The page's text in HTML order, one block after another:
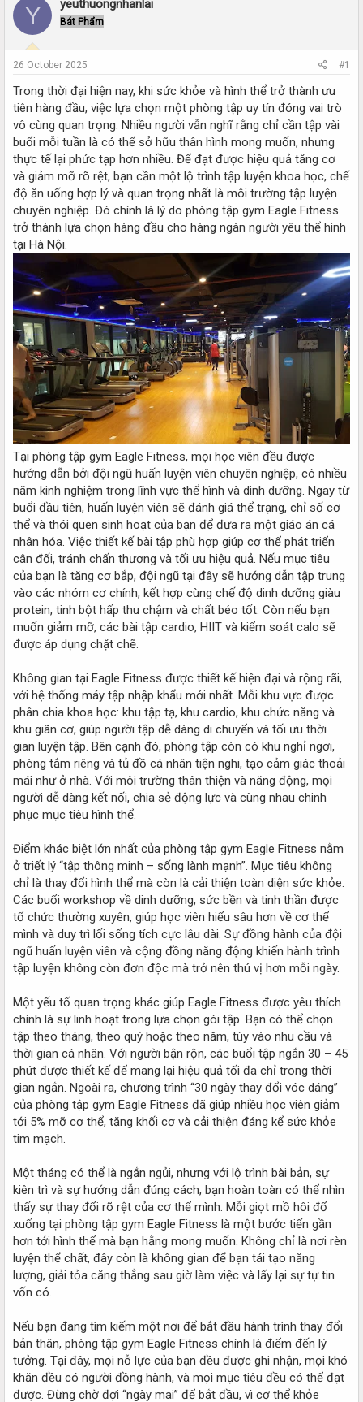
a
s
a
r
e
r
e
Y yeuthuongnhanlai
Bát Phẩm
26 October 2025 #1
Trong thời đại hiện nay, khi sức khỏe và hình thể trở thành ưu
tiên hàng đầu, việc lựa chọn một phòng tập uy tín đóng vai trò
vô cùng quan trọng. Nhiều người vẫn nghĩ rằng chỉ cần tập vài
buổi mỗi tuần là có thể sở hữu thân hình mong muốn, nhưng
thực tế lại phức tạp hơn nhiều. Để đạt được hiệu quả tăng cơ
và giảm mỡ rõ rệt, bạn cần một lộ trình tập luyện khoa học, chế
độ ăn uống hợp lý và quan trọng nhất là môi trường tập luyện
chuyên nghiệp. Đó chính là lý do phòng tập gym Eagle Fitness
trở thành lựa chọn hàng đầu cho hàng ngàn người yêu thể hình
tại Hà Nội.
Tại phòng tập gym Eagle Fitness, mọi học viên đều được
hướng dẫn bởi đội ngũ huấn luyện viên chuyên nghiệp, có nhiều
năm kinh nghiệm trong lĩnh vực thể hình và dinh dưỡng. Ngay từ
buổi đầu tiên, huấn luyện viên sẽ đánh giá thể trạng, chỉ số cơ
thể và thói quen sinh hoạt của bạn để đưa ra một giáo án cá
nhân hóa. Việc thiết kế bài tập phù hợp giúp cơ thể phát triển
cân đối, tránh chấn thương và tối ưu hiệu quả. Nếu mục tiêu
của bạn là tăng cơ bắp, đội ngũ tại đây sẽ hướng dẫn tập trung
vào các nhóm cơ chính, kết hợp cùng chế độ dinh dưỡng giàu
protein, tinh bột hấp thu chậm và chất béo tốt. Còn nếu bạn
muốn giảm mỡ, các bài tập cardio, HIIT và kiểm soát calo sẽ
được áp dụng chặt chẽ.
Không gian tại Eagle Fitness được thiết kế hiện đại và rộng rãi,
với hệ thống máy tập nhập khẩu mới nhất. Mỗi khu vực được
phân chia khoa học: khu tập tạ, khu cardio, khu chức năng và
khu giãn cơ, giúp người tập dễ dàng di chuyển và tối ưu thời
gian luyện tập. Bên cạnh đó, phòng tập còn có khu nghỉ ngơi,
phòng tắm riêng và tủ đồ cá nhân tiện nghi, tạo cảm giác thoải
mái như ở nhà. Với môi trường thân thiện và năng động, mọi
người dễ dàng kết nối, chia sẻ động lực và cùng nhau chinh
phục mục tiêu hình thể.
Điểm khác biệt lớn nhất của phòng tập gym Eagle Fitness nằm
ở triết lý “tập thông minh – sống lành mạnh”. Mục tiêu không
chỉ là thay đổi hình thể mà còn là cải thiện toàn diện sức khỏe.
Các buổi workshop về dinh dưỡng, sức bền và tinh thần được
tổ chức thường xuyên, giúp học viên hiểu sâu hơn về cơ thể
mình và duy trì lối sống tích cực lâu dài. Sự đồng hành của đội
ngũ huấn luyện viên và cộng đồng năng động khiến hành trình
tập luyện không còn đơn độc mà trở nên thú vị hơn mỗi ngày.
Một yếu tố quan trọng khác giúp Eagle Fitness được yêu thích
chính là sự linh hoạt trong lựa chọn gói tập. Bạn có thể chọn
tập theo tháng, theo quý hoặc theo năm, tùy vào nhu cầu và
thời gian cá nhân. Với người bận rộn, các buổi tập ngắn 30 – 45
phút được thiết kế để mang lại hiệu quả tối đa chỉ trong thời
gian ngắn. Ngoài ra, chương trình “30 ngày thay đổi vóc dáng”
của phòng tập gym Eagle Fitness đã giúp nhiều học viên giảm
tới 5% mỡ cơ thể, tăng khối cơ và cải thiện đáng kể sức khỏe
tim mạch.
Một tháng có thể là ngắn ngủi, nhưng với lộ trình bài bản, sự
kiên trì và sự hướng dẫn đúng cách, bạn hoàn toàn có thể nhìn
thấy sự thay đổi rõ rệt của cơ thể mình. Mỗi giọt mồ hôi đổ
xuống tại phòng tập gym Eagle Fitness là một bước tiến gần
hơn tới hình thể mà bạn hằng mong muốn. Không chỉ là nơi rèn
luyện thể chất, đây còn là không gian để bạn tái tạo năng
lượng, giải tỏa căng thẳng sau giờ làm việc và lấy lại sự tự tin
vốn có.
Nếu bạn đang tìm kiếm một nơi để bắt đầu hành trình thay đổi
bản thân, phòng tập gym Eagle Fitness chính là điểm đến lý
tưởng. Tại đây, mọi nỗ lực của bạn đều được ghi nhận, mọi khó
khăn đều có người đồng hành, và mọi mục tiêu đều có thể đạt
được. Đừng chờ đợi “ngày mai” để bắt đầu, vì cơ thể khỏe